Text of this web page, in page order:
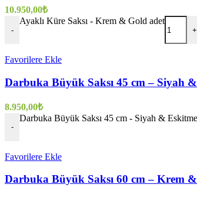
10.950,00₺
-
Ayaklı Küre Saksı - Krem & Gold adet
+
Favorilere Ekle
Darbuka Büyük Saksı 45 cm – Siyah
8.950,00₺
-
Darbuka Büyük Saksı 45 cm - Siyah &
Favorilere Ekle
Darbuka Büyük Saksı 60 cm – Krem